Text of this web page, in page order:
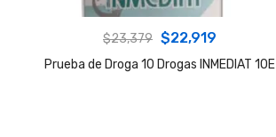
$23,379 Original
price
$22,919
price
Prueba de Droga 10 Drogas INMEDIAT 10E